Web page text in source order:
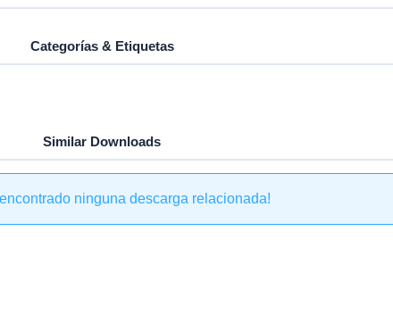
Categorías & Etiquetas
Similar Downloads
ninguna descarga relacionada!